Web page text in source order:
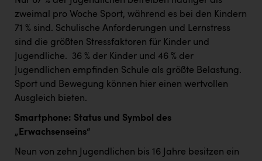
zweimal pro Woche Sport, während es bei den Kindern
71 % sind. Schulische Anforderungen und Lernstress
sind die größten Stressfaktoren für Kinder und
Jugendliche. ​ 36 % der Kinder und 46 % der
Jugendlichen empfinden Schule als größte Belastung. ​
Sport und Bewegung können hier einen wertvollen
Ausgleich bieten. ​
Smartphone: Status und Symbol des
„Erwachsenseins“
Neun von zehn Jugendlichen bis 16 Jahre besitzen ein